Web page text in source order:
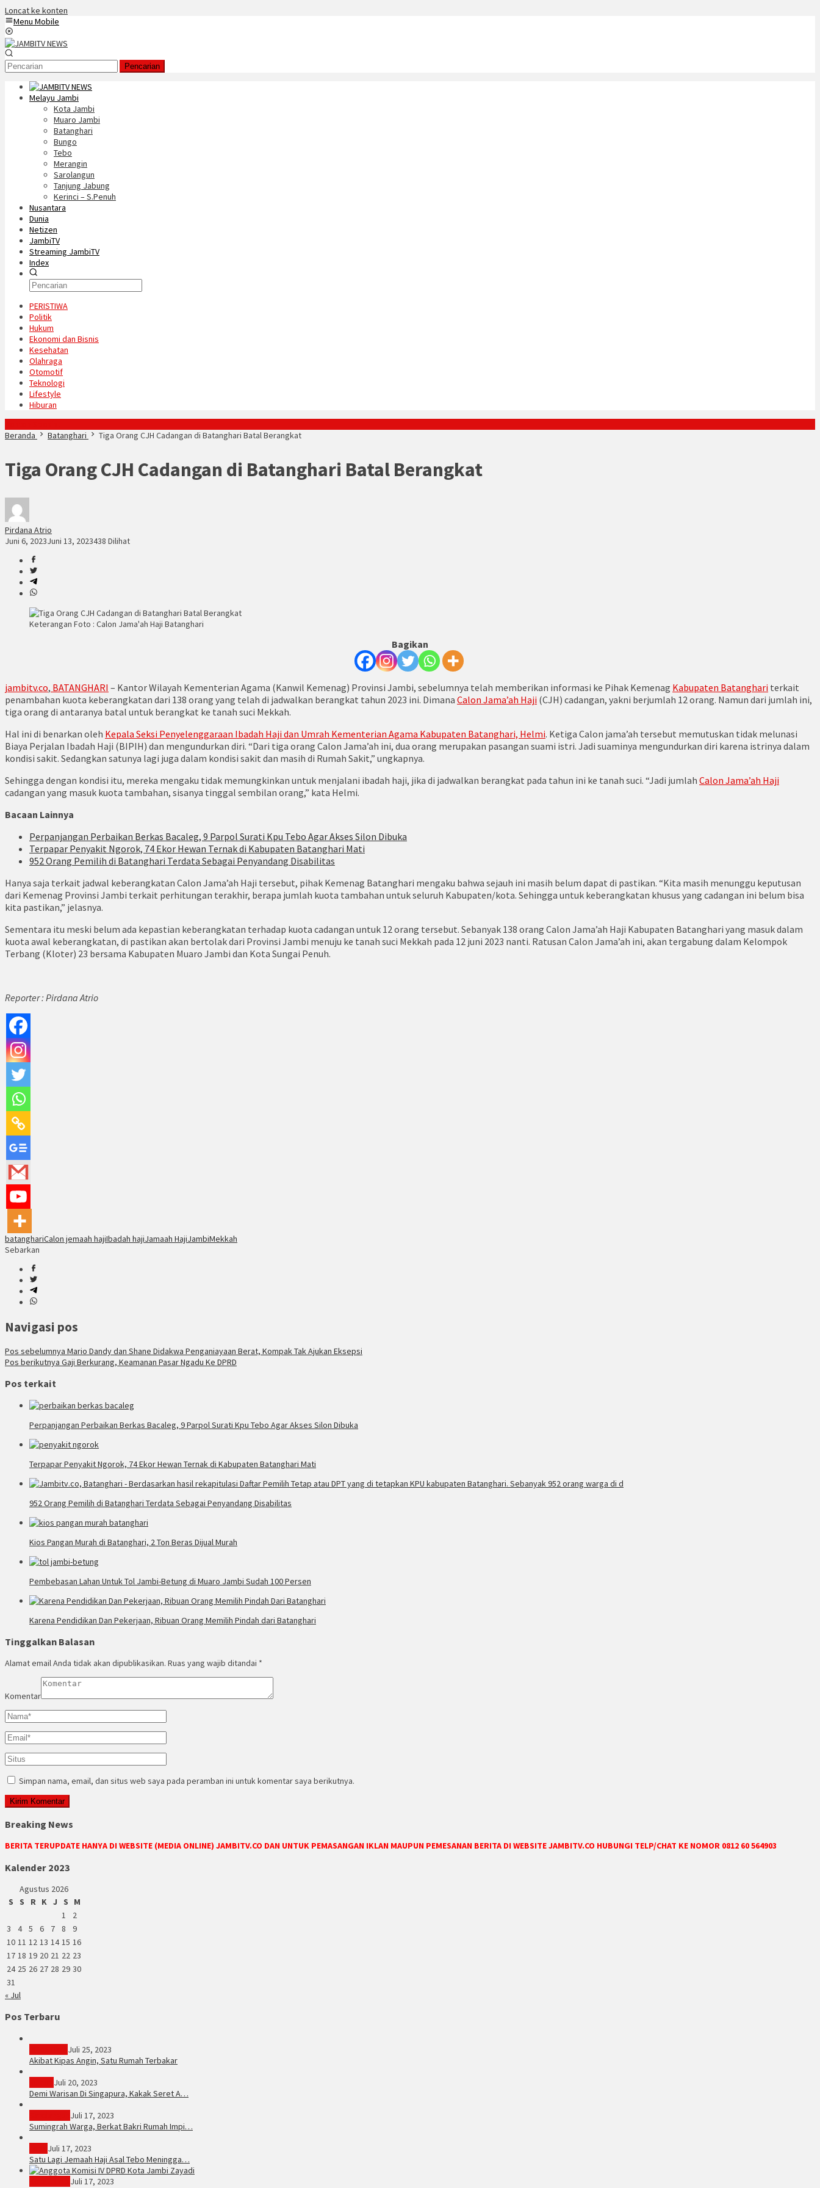
Loncat ke konten
Menu Mobile
Pencarian
Melayu Jambi
Kota Jambi
Muaro Jambi
Batanghari
Bungo
Tebo
Merangin
Sarolangun
Tanjung Jabung
Kerinci – S.Penuh
Nusantara
Dunia
Netizen
JambiTV
Streaming JambiTV
Index
PERISTIWA
Politik
Hukum
Ekonomi dan Bisnis
Kesehatan
Olahraga
Otomotif
Teknologi
Lifestyle
Hiburan
Beranda
Batanghari Tiga Orang CJH Cadangan di Batanghari Batal Berangkat
Tiga Orang CJH Cadangan di Batanghari Batal Berangkat
Pirdana Atrio
Juni 6, 2023Juni 13, 2023438 Dilihat
Keterangan Foto : Calon Jama'ah Haji Batanghari
Bagikan
jambitv.co, BATANGHARI – Kantor Wilayah Kementerian Agama (Kanwil Kemenag) Provinsi Jambi, sebelumnya telah memberikan informasi ke Pihak Kemenag Kabupaten Batanghari terkait
penambahan kuota keberangkatan dari 138 orang yang telah di jadwalkan berangkat tahun 2023 ini. Dimana Calon Jama’ah Haji (CJH) cadangan, yakni berjumlah 12 orang. Namun dari jumlah ini,
tiga orang di antaranya batal untuk berangkat ke tanah suci Mekkah.
Hal ini di benarkan oleh Kepala Seksi Penyelenggaraan Ibadah Haji dan Umrah Kementerian Agama Kabupaten Batanghari, Helmi. Ketiga Calon jama’ah tersebut memutuskan tidak melunasi
Biaya Perjalan Ibadah Haji (BIPIH) dan mengundurkan diri. “Dari tiga orang Calon Jama’ah ini, dua orang merupakan pasangan suami istri. Jadi suaminya mengundurkan diri karena istrinya dalam
kondisi sakit. Sedangkan satunya lagi juga dalam kondisi sakit dan masih di Rumah Sakit,” ungkapnya.
Sehingga dengan kondisi itu, mereka mengaku tidak memungkinkan untuk menjalani ibadah haji, jika di jadwalkan berangkat pada tahun ini ke tanah suci. “Jadi jumlah Calon Jama’ah Haji
cadangan yang masuk kuota tambahan, sisanya tinggal sembilan orang,” kata Helmi.
Bacaan Lainnya
Perpanjangan Perbaikan Berkas Bacaleg, 9 Parpol Surati Kpu Tebo Agar Akses Silon Dibuka
Terpapar Penyakit Ngorok, 74 Ekor Hewan Ternak di Kabupaten Batanghari Mati
952 Orang Pemilih di Batanghari Terdata Sebagai Penyandang Disabilitas
Hanya saja terkait jadwal keberangkatan Calon Jama’ah Haji tersebut, pihak Kemenag Batanghari mengaku bahwa sejauh ini masih belum dapat di pastikan. “Kita masih menunggu keputusan
dari Kemenag Provinsi Jambi terkait perhitungan terakhir, berapa jumlah kuota tambahan untuk seluruh Kabupaten/kota. Sehingga untuk keberangkatan khusus yang cadangan ini belum bisa
kita pastikan,” jelasnya.
Sementara itu meski belum ada kepastian keberangkatan terhadap kuota cadangan untuk 12 orang tersebut. Sebanyak 138 orang Calon Jama’ah Haji Kabupaten Batanghari yang masuk dalam
kuota awal keberangkatan, di pastikan akan bertolak dari Provinsi Jambi menuju ke tanah suci Mekkah pada 12 juni 2023 nanti. Ratusan Calon Jama’ah ini, akan tergabung dalam Kelompok
Terbang (Kloter) 23 bersama Kabupaten Muaro Jambi dan Kota Sungai Penuh.
Reporter : Pirdana Atrio
batanghariCalon jemaah hajiIbadah hajiJamaah HajiJambiMekkah
Sebarkan
Navigasi pos
Pos sebelumnya Mario Dandy dan Shane Didakwa Penganiayaan Berat, Kompak Tak Ajukan Eksepsi
Pos berikutnya Gaji Berkurang, Keamanan Pasar Ngadu Ke DPRD
Pos terkait
Perpanjangan Perbaikan Berkas Bacaleg, 9 Parpol Surati Kpu Tebo Agar Akses Silon Dibuka
Terpapar Penyakit Ngorok, 74 Ekor Hewan Ternak di Kabupaten Batanghari Mati
952 Orang Pemilih di Batanghari Terdata Sebagai Penyandang Disabilitas
Kios Pangan Murah di Batanghari, 2 Ton Beras Dijual Murah
Pembebasan Lahan Untuk Tol Jambi-Betung di Muaro Jambi Sudah 100 Persen
Karena Pendidikan Dan Pekerjaan, Ribuan Orang Memilih Pindah dari Batanghari
Tinggalkan Balasan
Alamat email Anda tidak akan dipublikasikan. Ruas yang wajib ditandai *
Komentar
Simpan nama, email, dan situs web saya pada peramban ini untuk komentar saya berikutnya.
Breaking News
BERITA TERUPDATE HANYA DI WEBSITE (MEDIA ONLINE) JAMBITV.CO DAN UNTUK PEMASANGAN IKLAN MAUPUN PEMESANAN BERITA DI WEBSITE JAMBITV.CO HUBUNGI TELP/CHAT KE NOMOR 0812 60 564903
Kalender 2023
Agustus 2026
S
S R K J S
M
1
2
3
4 5 6 7 8
9
10 11 12 13 14 15 16
17 18 19 20 21 22 23
24 25 26 27 28 29 30
31
« Jul
Pos Terbaru
Juli 25, 2023
Akibat Kipas Angin, Satu Rumah Terbakar
Juli 20, 2023
Demi Warisan Di Singapura, Kakak Seret A…
Juli 17, 2023
Sumingrah Warga, Berkat Bakri Rumah Impi…
Juli 17, 2023
Satu Lagi Jemaah Haji Asal Tebo Meningga…
Juli 17, 2023